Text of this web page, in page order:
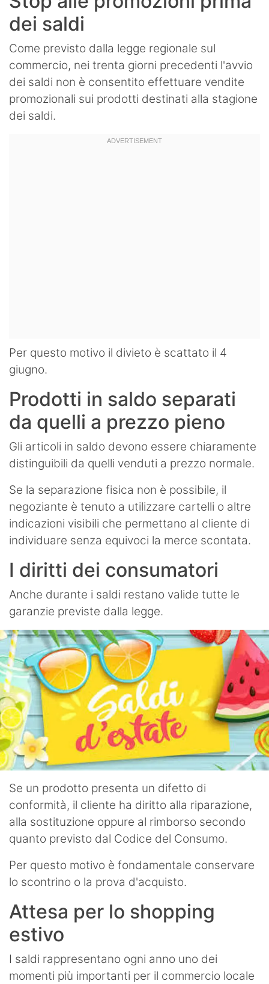
dei saldi
Come previsto dalla legge regionale sul
commercio, nei trenta giorni precedenti l'avvio
dei saldi non è consentito effettuare vendite
promozionali sui prodotti destinati alla stagione
dei saldi.
Per questo motivo il divieto è scattato il 4
giugno.
Prodotti in saldo separati
da quelli a prezzo pieno
Gli articoli in saldo devono essere chiaramente
distinguibili da quelli venduti a prezzo normale.
Se la separazione fisica non è possibile, il
negoziante è tenuto a utilizzare cartelli o altre
indicazioni visibili che permettano al cliente di
individuare senza equivoci la merce scontata.
I diritti dei consumatori
Anche durante i saldi restano valide tutte le
garanzie previste dalla legge.
Se un prodotto presenta un difetto di
conformità, il cliente ha diritto alla riparazione,
alla sostituzione oppure al rimborso secondo
quanto previsto dal Codice del Consumo.
Per questo motivo è fondamentale conservare
lo scontrino o la prova d'acquisto.
Attesa per lo shopping
estivo
I saldi rappresentano ogni anno uno dei
momenti più importanti per il commercio locale